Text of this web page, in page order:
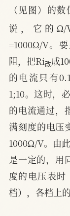
（见图）的
说，它的Ω/
=1000Ω/V。
阻，把Ri 改
改成
的电流只有
1;10。这时，
的电流通过，
满刻度的电压
1000Ω/V。由
是一定的，用
度的电压表时
档），各档上